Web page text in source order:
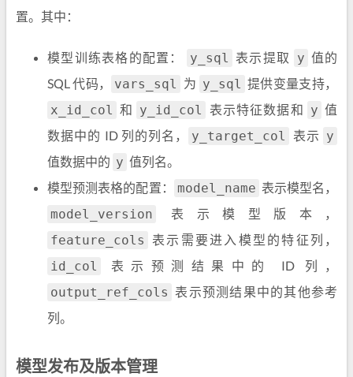
置。其中：
模型训练表格的配置： y_sql 表示提取 y 值的
SQL 代码，
vars_sql 为 y_sql 提供变量支持，
x_id_col 和 y_id_col 表示特征数据和 y 值
数据中的 ID 列的列名，
y_target_col 表示 y
值数据中的 y 值列名。
模型预测表格的配置：
model_name 表示模型名，
model_version
表示模型版本，
feature_cols 表示需要进入模型的特征列，
id_col
表示预测结果中的 ID 列，
output_ref_cols 表示预测结果中的其他参考
列。
模型发布及版本管理